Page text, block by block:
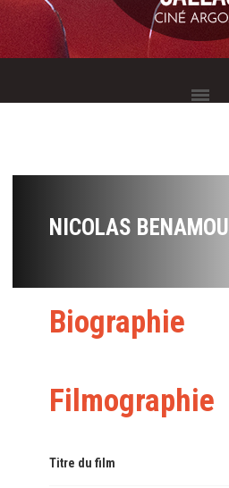
NICOLAS BENAMOU
Biographie
Filmographie
Titre du film